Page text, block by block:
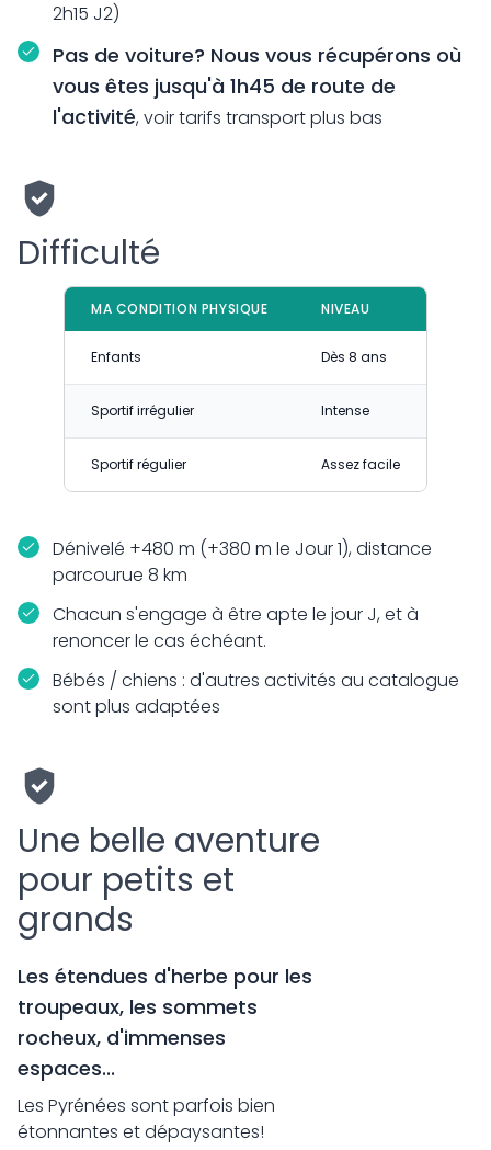
2h15 J2)
Pas de voiture? Nous vous récupérons où
vous êtes jusqu'à 1h45 de route de
l'activité, voir tarifs transport plus bas
Difficulté
MA CONDITION PHYSIQUE NIVEAU
Enfants Dès 8 ans
Sportif irrégulier Intense
Sportif régulier Assez facile
Dénivelé +480 m (+380 m le Jour 1), distance
parcourue 8 km
Chacun s'engage à être apte le jour J, et à
renoncer le cas échéant.
Bébés / chiens : d'autres activités au catalogue
sont plus adaptées
Une belle aventure
pour petits et
grands
Les étendues d'herbe pour les
troupeaux, les sommets
rocheux, d'immenses
espaces...
Les Pyrénées sont parfois bien
étonnantes et dépaysantes!